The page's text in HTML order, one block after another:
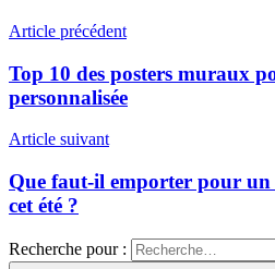
Article précédent
Top 10 des posters muraux
personnalisée
Article suivant
Que faut-il emporter pour un
cet été ?
Recherche pour :